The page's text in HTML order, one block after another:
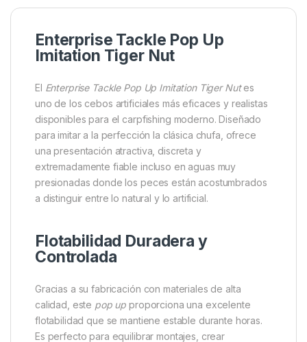
Descripción Specification
Enterprise Tackle Pop Up
ElEnterprise Tackle Pop Up Imitation Tiger Nut
disponibles para el carpfishing moderno. Diseñado
para imitar a la perfección la clásica chufa, ofrece
una presentación atractiva, discreta y
extremadamente fiable incluso en aguas muy